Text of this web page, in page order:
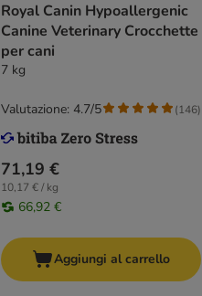
Royal Canin Hypoallergenic
Canine Veterinary Crocchette
per cani
7 kg
71,19 €
10,17 € / kg
66,92 €
Valutazione: 4.7/5 (146)
Aggiungi al carrello